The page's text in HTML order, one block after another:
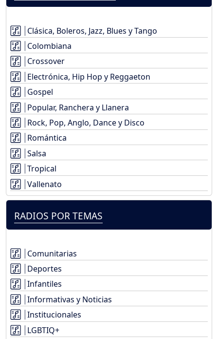
Clásica, Boleros, Jazz, Blues y Tango
Colombiana
Crossover
Electrónica, Hip Hop y Reggaeton
Gospel
Popular, Ranchera y Llanera
Rock, Pop, Anglo, Dance y Disco
Romántica
Salsa
Tropical
Vallenato
RADIOS POR TEMAS
Comunitarias
Deportes
Infantiles
Informativas y Noticias
Institucionales
LGBTIQ+